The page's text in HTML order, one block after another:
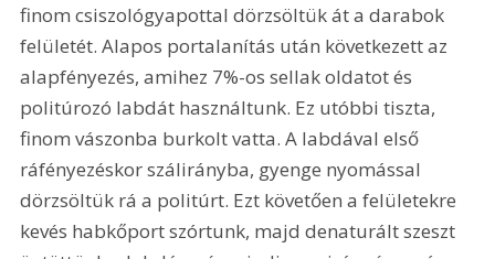
finom csiszológyapottal dörzsöltük át a darabok
felületét. Alapos portalanítás után következett az
alapfényezés, amihez 7%-os sellak oldatot és
politúrozó labdát használtunk. Ez utóbbi tiszta,
finom vászonba burkolt vatta. A labdával első
ráfényezéskor szálirányba, gyenge nyomással
dörzsöltük rá a politúrt. Ezt követően a felületekre
kevés habkőport szórtunk, majd denaturált szeszt